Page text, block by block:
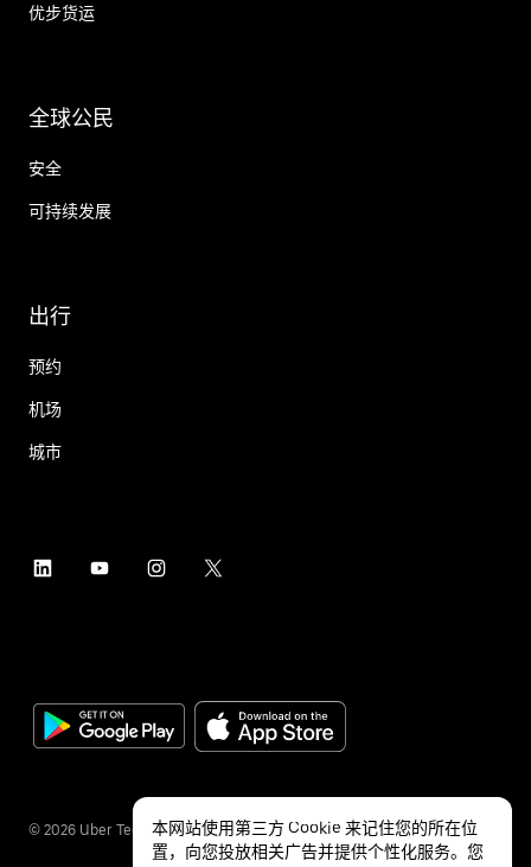
优步货运
全球公民
安全
可持续发展
出行
预约
机场
城市
© 2026 Uber Technologies Inc.
本网站使用第三方 Cookie 来记住您的所在位
置，向您投放相关广告并提供个性化服务。您